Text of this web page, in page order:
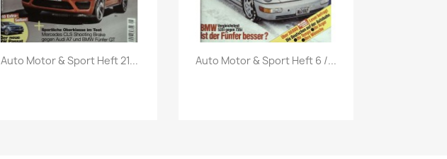
Vorschau
Auto Motor & Sport Heft 21... Vorschau
Auto Motor & Sport Heft 6 /...